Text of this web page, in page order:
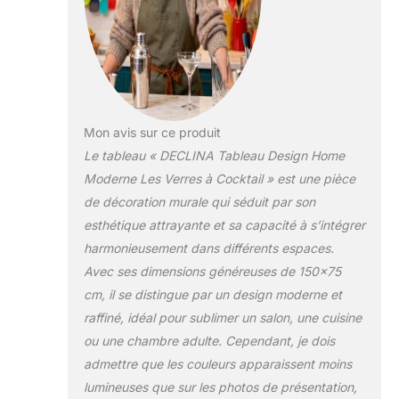
chambre, un bureau ou
une entrée. Ce tableau
abstrait s’intègre
facilement dans une
décoration
FABRICATION
FRANÇAISE Tableau
conçu et fabriqué dans
notre atelier en France
avec un contrôle qualité
rigoureux pour garantir
un produit durable. 📦
PRÊT À ACCROCHER
Toile montée sur
châssis bois robuste et
soigneusement
emballée pour une
livraison sécurisée.
Mon avis sur ce produit
Le tableau « DECLINA Tableau Design Home
Moderne Les Verres à Cocktail » est une pièce
de décoration murale qui séduit par son
esthétique attrayante et sa capacité à s’intégrer
harmonieusement dans différents espaces.
Avec ses dimensions généreuses de 150×75
cm, il se distingue par un design moderne et
raffiné, idéal pour sublimer un salon, une cuisine
ou une chambre adulte. Cependant, je dois
admettre que les couleurs apparaissent moins
lumineuses que sur les photos de présentation,